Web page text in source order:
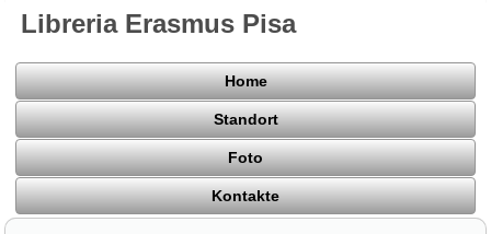
Libreria Erasmus Pisa
Home
Standort
Foto
Kontakte